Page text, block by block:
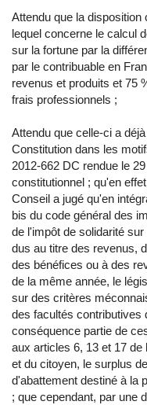
Attendu que la disposition
lequel concerne le calcul
sur la fortune par la
par le contribuable en
revenus et produits et 75
frais professionnels ;
Attendu que celle-ci a
Constitution dans les
2012-662 DC rendue le
constitutionnel ; qu'en
Conseil a jugé qu'en
bis du code général des
de l'impôt de solidarité
dus au titre des revenus,
des bénéfices ou à des
de la même année, le
sur des critères
des facultés contributives
conséquence partie de
aux articles 6, 13 et 17
et du citoyen, le surplus
d'abattement destiné à la
; que cependant, par une